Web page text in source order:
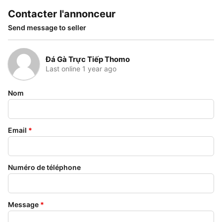
Contacter l'annonceur
Send message to seller
Đá Gà Trực Tiếp Thomo
Last online 1 year ago
Nom
Email *
Numéro de téléphone
Message *